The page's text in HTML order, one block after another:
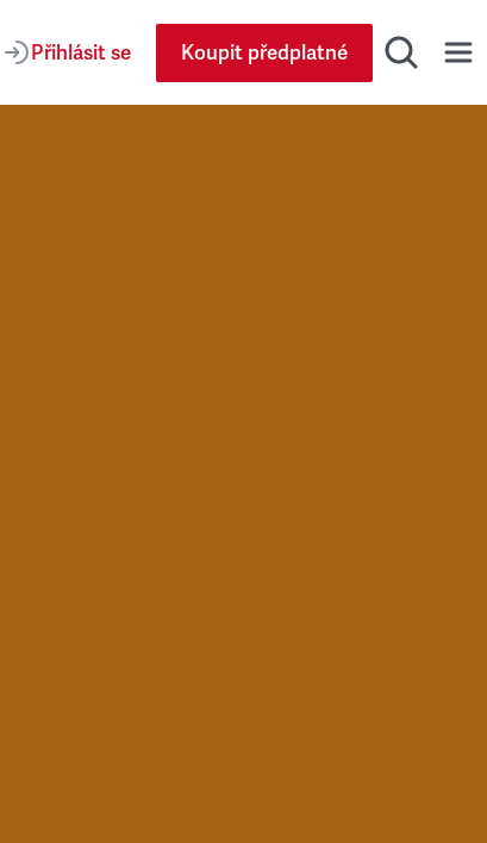
Přihlásit se Koupit předplatné